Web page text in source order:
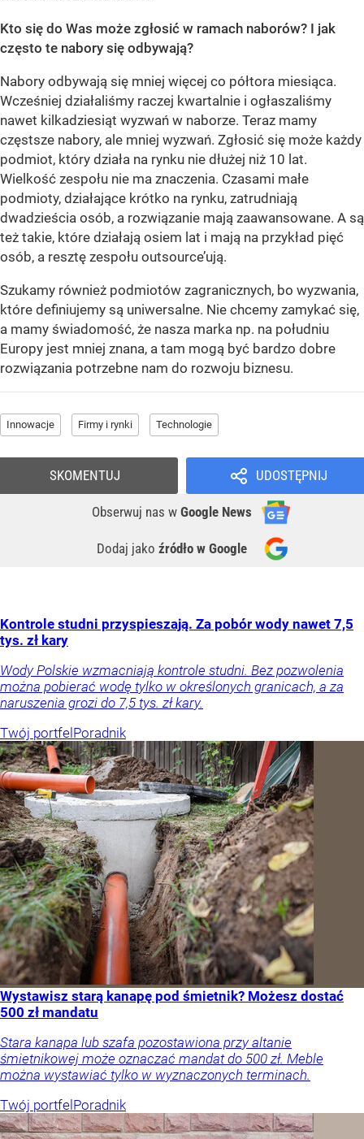
Kto się do Was może zgłosić w ramach naborów? I jak
często te nabory się odbywają?
Nabory odbywają się mniej więcej co półtora miesiąca.
Wcześniej działaliśmy raczej kwartalnie i ogłaszaliśmy
nawet kilkadziesiąt wyzwań w naborze. Teraz mamy
częstsze nabory, ale mniej wyzwań. Zgłosić się może każdy
podmiot, który działa na rynku nie dłużej niż 10 lat.
Wielkość zespołu nie ma znaczenia. Czasami małe
podmioty, działające krótko na rynku, zatrudniają
dwadzieścia osób, a rozwiązanie mają zaawansowane. A są
też takie, które działają osiem lat i mają na przykład pięć
osób, a resztę zespołu outsource’ują.
Szukamy również podmiotów zagranicznych, bo wyzwania,
które definiujemy są uniwersalne. Nie chcemy zamykać się,
a mamy świadomość, że nasza marka np. na południu
Europy jest mniej znana, a tam mogą być bardzo dobre
rozwiązania potrzebne nam do rozwoju biznesu.
Innowacje Firmy i rynki Technologie
UDOSTĘPNIJ
Obserwuj nas w Google News
Dodaj jako źródło w Google
SKOMENTUJ
Kontrole studni przyspieszają. Za pobór wody nawet 7,5
tys. zł kary
Wody Polskie wzmacniają kontrole studni. Bez pozwolenia
można pobierać wodę tylko w określonych granicach, a za
naruszenia grozi do 7,5 tys. zł kary.
Twój portfel Poradnik
Wystawisz starą kanapę pod śmietnik? Możesz dostać
500 zł mandatu
Stara kanapa lub szafa pozostawiona przy altanie
śmietnikowej może oznaczać mandat do 500 zł. Meble
można wystawiać tylko w wyznaczonych terminach.
Twój portfel Poradnik